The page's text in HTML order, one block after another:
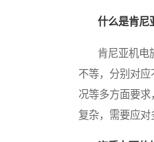
什么是肯尼
肯尼亚机电施
不等，分别对
况等多方面要
复杂，需要应对